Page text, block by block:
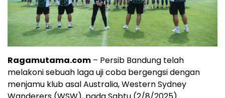
Ragamutama.com – Persib Bandung telah
melakoni sebuah laga uji coba bergengsi dengan
menjamu klub asal Australia, Western Sydney